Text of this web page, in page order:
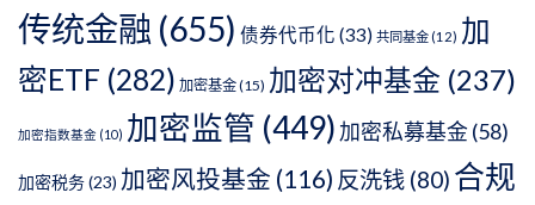
传统金融 (655) 债券代币化 (33) 共同基金 (12) 加
密ETF (282) 加密基金(15) 加密对冲基金 (237)
加密指数基金 (10) 加密监管 (449) 加密私募基金(58)
加密税务(23) 加密风投基金 (116) 反洗钱 (80) 合规